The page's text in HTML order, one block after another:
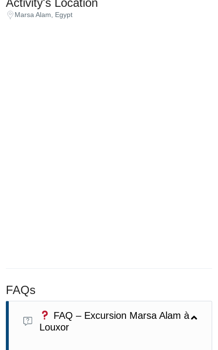
Activity's Location
Marsa Alam, Egypt
FAQs
FAQ – Excursion Marsa Alam à
Louxor